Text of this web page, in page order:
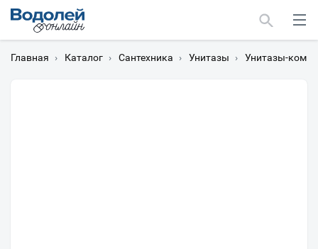
Главная › Каталог › Сантехника › Унитазы › Унитазы-